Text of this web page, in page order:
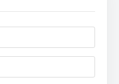
ces belles réalisation n’
leur potentiels si un
pas effectué. Une
de qualité semble